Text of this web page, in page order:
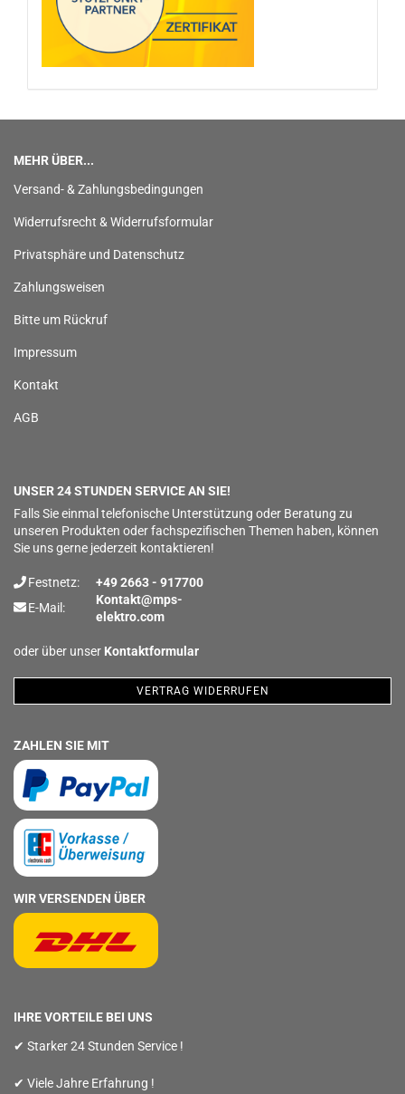
MEHR ÜBER...
Versand- & Zahlungsbedingungen
Widerrufsrecht & Widerrufsformular
Privatsphäre und Datenschutz
Zahlungsweisen
Bitte um Rückruf
Impressum
Kontakt
AGB
UNSER 24 STUNDEN SERVICE AN SIE!
Falls Sie einmal telefonische Unterstützung oder Beratung zu
unseren Produkten oder fachspezifischen Themen haben, können
Sie uns gerne jederzeit kontaktieren!
Festnetz:
+49 2663 - 917700
E-Mail:
Kontakt@mps-
elektro.com
oder über unser Kontaktformular
VERTRAG WIDERRUFEN
ZAHLEN SIE MIT
WIR VERSENDEN ÜBER
IHRE VORTEILE BEI UNS
✔ Starker 24 Stunden Service !
✔ Viele Jahre Erfahrung !